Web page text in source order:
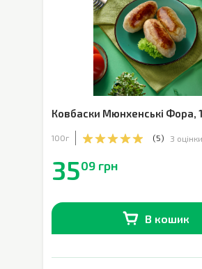
Ковбаски Мюнхенські Фора,
100г (5) 3 оцінки
3509 грн
В кошик